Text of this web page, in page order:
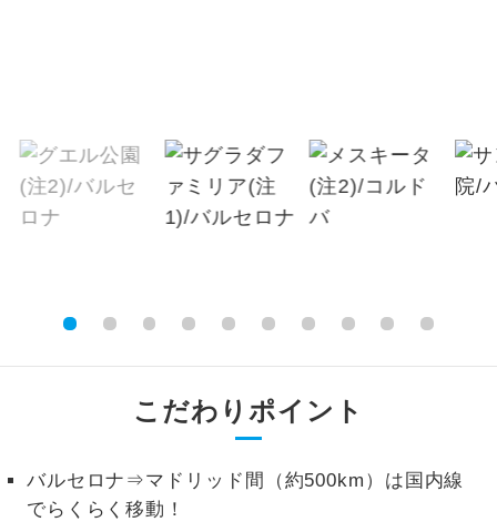
こだわりポイント
バルセロナ⇒マドリッド間（約500km）は国内線
でらくらく移動！
2026/9/8 大人（12歳以上）8,550円、子供
（2歳以上12歳未満）8,550円、幼児8,550円
2026/9/12 大人（12歳以上）8,360円、子供
（2歳以上12歳未満）8,590円、幼児8,590円
※上記以外の出発日につきましては料金確定
後にご案内いたします。
す。
1名様催行
1名様から出発可能な個人型プランで
す。
2名様から出発可能な個人型プランで
スです。
コースです。
す。